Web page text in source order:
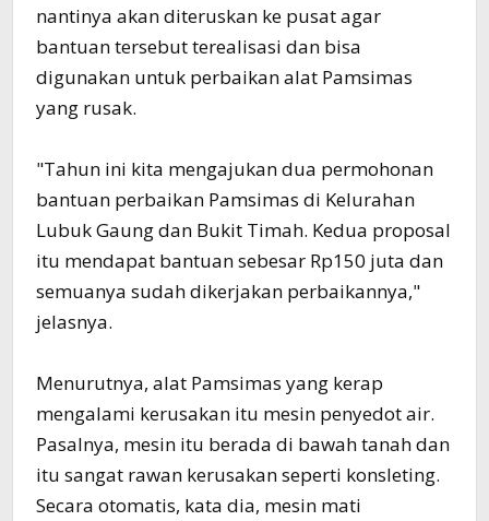
nantinya akan diteruskan ke pusat agar
bantuan tersebut terealisasi dan bisa
digunakan untuk perbaikan alat Pamsimas
yang rusak.
"Tahun ini kita mengajukan dua permohonan
bantuan perbaikan Pamsimas di Kelurahan
Lubuk Gaung dan Bukit Timah. Kedua proposal
itu mendapat bantuan sebesar Rp150 juta dan
semuanya sudah dikerjakan perbaikannya,"
jelasnya.
Menurutnya, alat Pamsimas yang kerap
mengalami kerusakan itu mesin penyedot air.
Pasalnya, mesin itu berada di bawah tanah dan
itu sangat rawan kerusakan seperti konsleting.
Secara otomatis, kata dia, mesin mati